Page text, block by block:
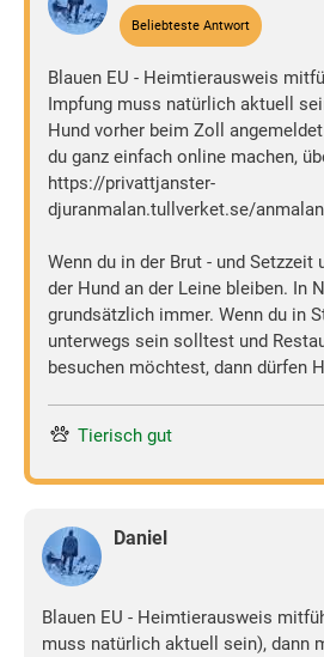
Beliebteste Antwort
Blauen EU - Heimtierausweis
Impfung muss natürlich aktuell
Hund vorher beim Zoll
du ganz einfach online machen,
https://privattjanster-
djuranmalan.tullverket.se/
Wenn du in der Brut - und Setzzeit
der Hund an der Leine bleiben. In
grundsätzlich immer. Wenn du in
unterwegs sein solltest und
besuchen möchtest, dann dürfen
Tierisch gut
Daniel
Blauen EU - Heimtierausweis
muss natürlich aktuell sein), dann